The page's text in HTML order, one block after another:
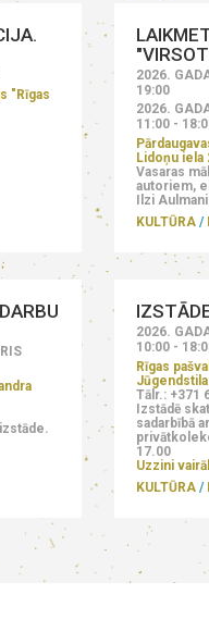
"Rīgas
2026.
19:00
2026.
11:00 -
Lidoņu iela
Vasaras
autoriem,
Ilzi
KULTŪRA
2026.
10:00 -
Rīgas
Tālr.: +371
Izstādē
sadarbībā
17.00
Uzzini
KULTŪRA